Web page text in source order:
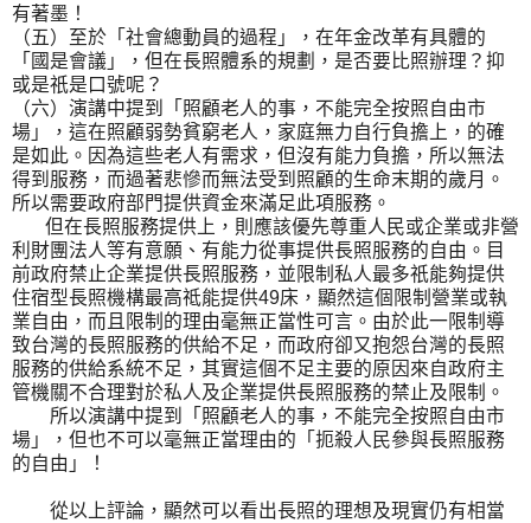
有著墨！
（五）至於「社會總動員的過程」，在年金改革有具體的
「國是會議」，但在長照體系的規劃，是否要比照辦理？抑
或是祇是口號呢？
（六）演講中提到「照顧老人的事，不能完全按照自由市
場」，這在照顧弱勢貧窮老人，家庭無力自行負擔上，的確
是如此。因為這些老人有需求，但沒有能力負擔，所以無法
得到服務，而過著悲慘而無法受到照顧的生命末期的歲月。
所以需要政府部門提供資金來滿足此項服務。
但在長照服務提供上，則應該優先尊重人民或企業或非營
利財團法人等有意願、有能力從事提供長照服務的自由。目
前政府禁止企業提供長照服務，並限制私人最多祇能夠提供
住宿型長照機構最高祗能提供49床，顯然這個限制營業或執
業自由，而且限制的理由毫無正當性可言。由於此一限制導
致台灣的長照服務的供給不足，而政府卻又抱怨台灣的長照
服務的供給系統不足，其實這個不足主要的原因來自政府主
管機關不合理對於私人及企業提供長照服務的禁止及限制。
所以演講中提到「照顧老人的事，不能完全按照自由市
場」，但也不可以毫無正當理由的「扼殺人民參與長照服務
的自由」！
從以上評論，顯然可以看出長照的理想及現實仍有相當